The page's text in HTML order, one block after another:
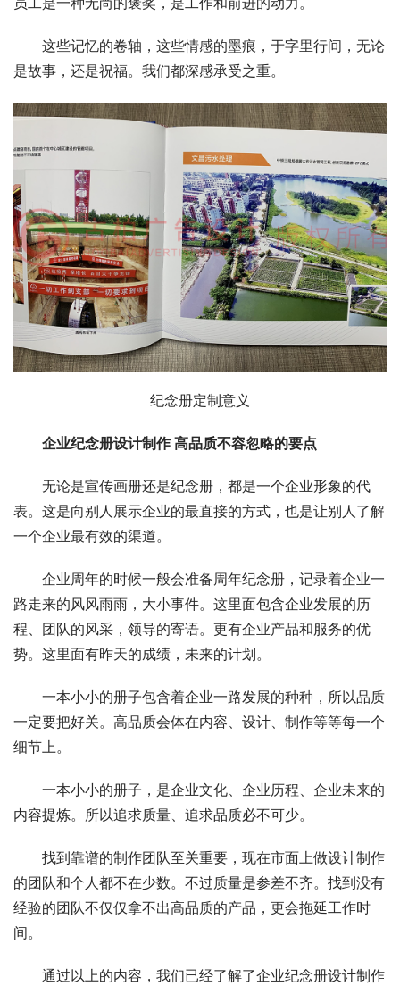
员工是一种无尚的褒奖，是工作和前进的动力。
这些记忆的卷轴，这些情感的墨痕，于字里行间，无论
是故事，还是祝福。我们都深感承受之重。
纪念册定制意义
企业纪念册设计制作 高品质不容忽略的要点
无论是宣传画册还是纪念册，都是一个企业形象的代
表。这是向别人展示企业的最直接的方式，也是让别人了解
一个企业最有效的渠道。
企业周年的时候一般会准备周年纪念册，记录着企业一
路走来的风风雨雨，大小事件。这里面包含企业发展的历
程、团队的风采，领导的寄语。更有企业产品和服务的优
势。这里面有昨天的成绩，未来的计划。
一本小小的册子包含着企业一路发展的种种，所以品质
一定要把好关。高品质会体在内容、设计、制作等等每一个
细节上。
一本小小的册子，是企业文化、企业历程、企业未来的
内容提炼。所以追求质量、追求品质必不可少。
找到靠谱的制作团队至关重要，现在市面上做设计制作
的团队和个人都不在少数。不过质量是参差不齐。找到没有
经验的团队不仅仅拿不出高品质的产品，更会拖延工作时
间。
通过以上的内容，我们已经了解了企业纪念册设计制作